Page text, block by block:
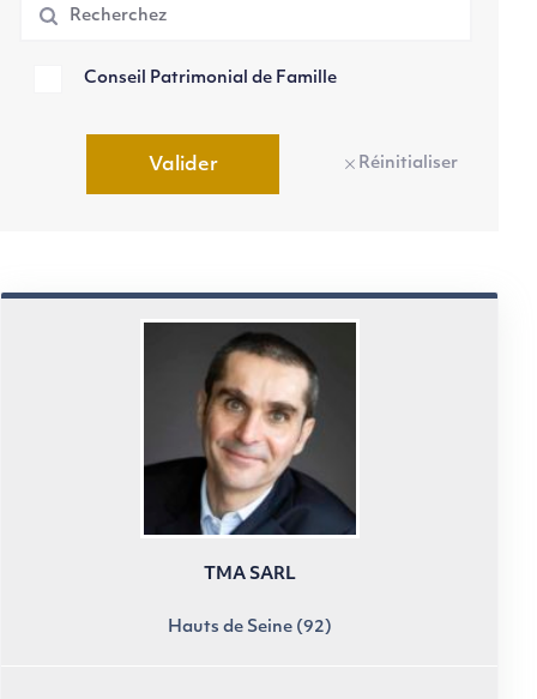
Conseil Patrimonial de Famille
Valider Réinitialiser
TMA SARL
Hauts de Seine (92)